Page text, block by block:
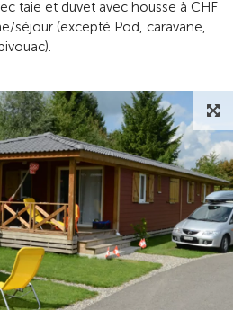
taie et duvet avec housse à CHF
séjour (excepté Pod, caravane,